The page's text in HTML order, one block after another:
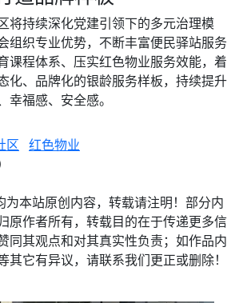
将持续深化党建引领下的多元治理模
组织专业优势，不断丰富便民驿站服务
课程体系、压实红色物业服务效能，着
化、品牌化的银龄服务样板，持续提升
幸福感、安全感。
区 红色物业
为本站原创内容，转载请注明！部分内
原作者所有，转载目的在于传递更多信
同其观点和对其真实性负责；如作品内
其它有异议，请联系我们更正或删除！